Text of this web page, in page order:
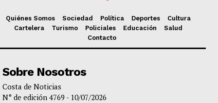
Quiénes Somos Sociedad Política Deportes
Cultura
Cartelera
Turismo Policiales Educación
Salud
Contacto
Sobre Nosotros
Costa de Noticias
N° de edición 4769 - 10/07/2026